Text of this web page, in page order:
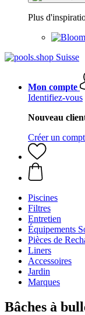
Plus
Mon compte
Identifiez-vous
Nouveau
Créer un
Piscines
Filtres
Entretien
Équipements
Pièces de
Liners
Accessoires
Jardin
Marques
Bâches à